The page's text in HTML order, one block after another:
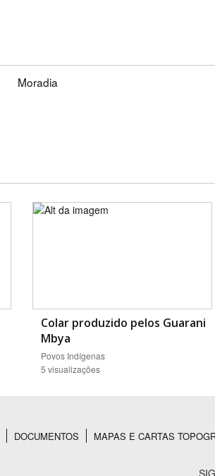
Moradia
Colar produzido pelos Guarani
Mbya
Povos Indígenas
5 visualizações
DOCUMENTOS MAPAS E CARTAS